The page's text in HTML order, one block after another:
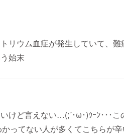
リウム血症が発生していて、
始末
けど言えない…‎(;´･ω･)ｳｰﾝ･･･こ